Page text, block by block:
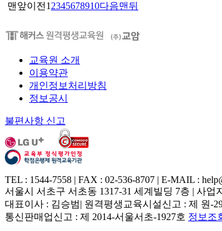
맨앞이전 1 2345678910다음맨뒤
교육원 소개
이용약관
개인정보처리방침
정보공시
불편사항 신고
TEL : 1544-7558 | FAX : 02-536-8707 | E-MAIL :
서울시 서초구 서초동 1317-31 세계빌딩 7층 | 사업
대표이사 : 김승범| 원격평생교육시설신고 : 제 원-
통신판매업신고 : 제 2014-서울서초-1927호 정보조